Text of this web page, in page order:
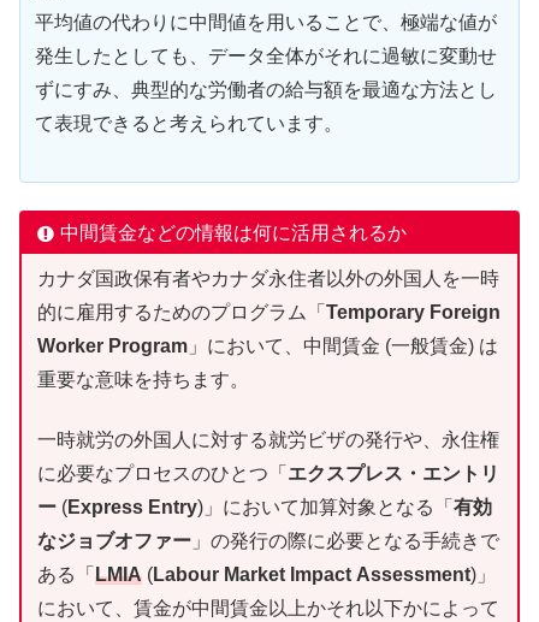
平均値の代わりに中間値を用いることで、極端な値が
発生したとしても、データ全体がそれに過敏に変動せ
ずにすみ、典型的な労働者の給与額を最適な方法とし
て表現できると考えられています。
中間賃金などの情報は何に活用されるか
カナダ国政保有者やカナダ永住者以外の外国人を一時
的に雇用するためのプログラム「 Temporary Foreign
Worker Program」において、中間賃金 (一般賃金) は
重要な意味を持ちます。
一時就労の外国人に対する就労ビザの発行や、永住権
に必要なプロセスのひとつ「 エクスプレス・エントリ
ー(Express Entry)」において加算対象となる「 有効
なジョブオファー」の発行の際に必要となる手続きで
ある「 LMIA(Labour Market Impact Assessment)」
において、賃金が中間賃金以上かそれ以下かによって